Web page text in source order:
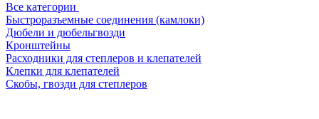
Все категории
Быстроразъемные соединения (камлоки)
Дюбели и дюбельгвозди
Кронштейны
Расходники для степлеров и клепателей
Клепки для клепателей
Скобы, гвозди для степлеров